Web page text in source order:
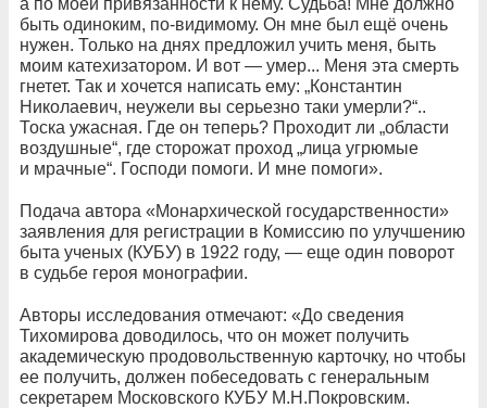
а по моей привязанности к нему. Судьба! Мне должно
быть одиноким, по-видимому. Он мне был ещё очень
нужен. Только на днях предложил учить меня, быть
моим катехизатором. И вот — умер... Меня эта смерть
гнетет. Так и хочется написать ему: „Константин
Николаевич, неужели вы серьезно таки умерли?“..
Тоска ужасная. Где он теперь? Проходит ли „области
воздушные“, где сторожат проход „лица угрюмые
и мрачные“. Господи помоги. И мне помоги».
Подача автора «Монархической государственности»
заявления для регистрации в Комиссию по улучшению
быта ученых (КУБУ) в 1922 году, — еще один поворот
в судьбе героя монографии.
Авторы исследования отмечают: «До сведения
Тихомирова доводилось, что он может получить
академическую продовольственную карточку, но чтобы
ее получить, должен побеседовать с генеральным
секретарем Московского КУБУ М.Н.Покровским.